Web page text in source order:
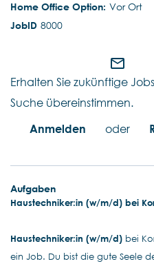
Vor Ort
8000
mail_outline
Erhalten Sie zukünftige
Suche übereinstimmen.
Anmelden
oder
Aufgaben
Haustechniker:in (w/m/d) bei
Haustechniker:in (w/m/d) bei
ein Job. Du bist die gute Seele